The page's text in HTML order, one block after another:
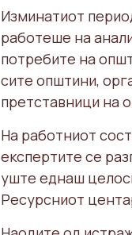
Изминатиот
работеше на
потребите на
сите општини,
претставници на
На работниот
експертите се
уште еднаш
Ресурсниот